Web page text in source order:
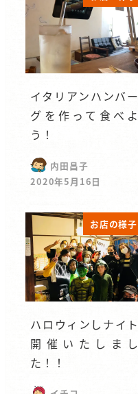
イタリアンハンバー
グを作って食べよ
う！
内田昌子
2020年5月16日
お店の様子
ハロウィンしナイト
開催いたしまし
た！！